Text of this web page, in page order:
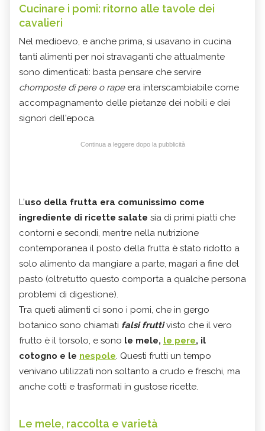
Cucinare i pomi: ritorno alle tavole dei
cavalieri
Nel medioevo, e anche prima, si usavano in cucina
tanti alimenti per noi stravaganti che attualmente
sono dimenticati: basta pensare che servire
chomposte di pere o rapeera interscambiabile come
accompagnamento delle pietanze dei nobili e dei
signori dell'epoca.
Continua a leggere dopo la pubblicità
L'uso della frutta era comunissimo come
ingrediente di ricette salate sia di primi piatti che
contorni e secondi, mentre nella nutrizione
contemporanea il posto della frutta è stato ridotto a
solo alimento da mangiare a parte, magari a fine del
pasto (oltretutto questo comporta a qualche persona
problemi di digestione).
Tra queti alimenti ci sono i pomi, che in gergo
botanico sono chiamati falsi fruttivisto che il vero
frutto è il torsolo, e sono le mele, le pere, il
cotogno e le nespole. Questi frutti un tempo
venivano utilizzati non soltanto a crudo e freschi, ma
anche cotti e trasformati in gustose ricette.
Le mele, raccolta e varietà